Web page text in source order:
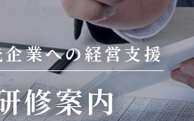
企業への経営支援
修案内